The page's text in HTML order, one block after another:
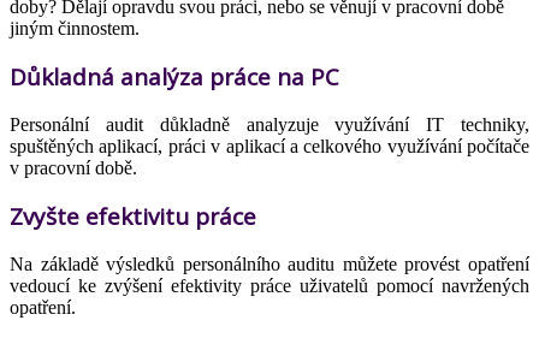
doby? Dělají opravdu svou práci, nebo se věnují v pracovní době
jiným činnostem.
Důkladná analýza práce na PC
Personální audit důkladně analyzuje využívání IT techniky,
spuštěných aplikací, práci v aplikací a celkového využívání počítače
v pracovní době.
Zvyšte efektivitu práce
Na základě výsledků personálního auditu můžete provést opatření
vedoucí ke zvýšení efektivity práce uživatelů pomocí navržených
opatření.